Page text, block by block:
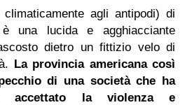
agli antipodi) di
è una lucida e agghiacciante
dietro un fittizio velo di
La provincia americana così
di una società che ha
accettato la violenza e